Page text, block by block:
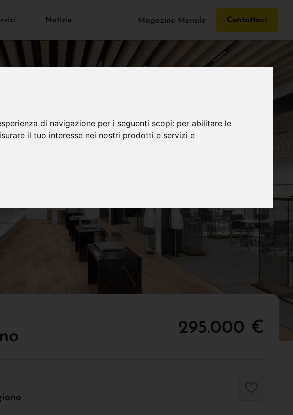
di navigazione per i seguenti scopi: per abilitare le
il tuo interesse nei nostri prodotti e servizi e
Notizie Magazine Mensile Contattaci
295.000 €